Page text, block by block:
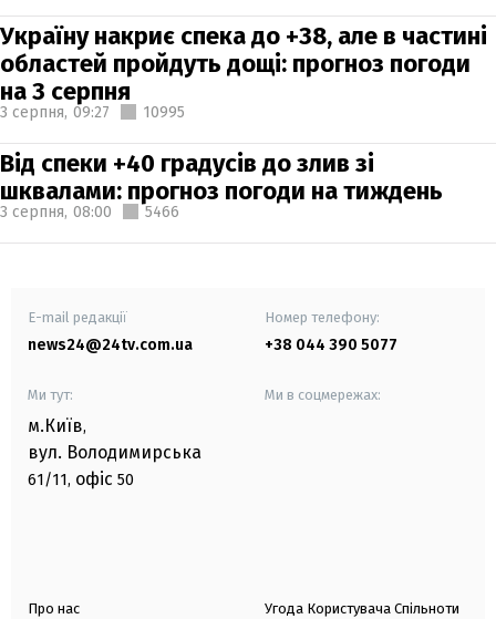
Україну накриє спека до +38, але в частині
областей пройдуть дощі: прогноз погоди
на 3 серпня
3 серпня, 09:27 10995
Від спеки +40 градусів до злив зі
шквалами: прогноз погоди на тиждень
3 серпня, 08:00 5466
E-mail редакції
news24@24tv.com.ua
Номер телефону:
+38 044 390 5077
Ми тут:
м.Київ,
вул. Володимирська
61/11, офіс 50
Ми в соцмережах:
Про нас Угода Користувача Спільноти